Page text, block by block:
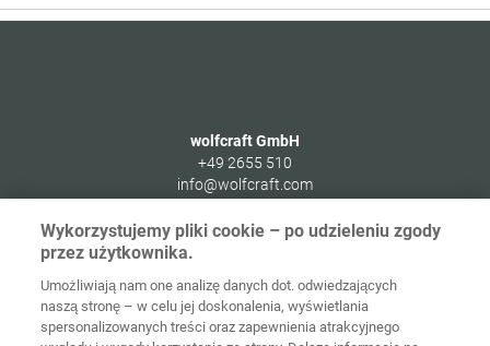
wolfcraft GmbH
+49 2655 510
info@wolfcraft.com
56746Kempenich
Wykorzystujemy pliki cookie – po udzieleniu zgody
przez użytkownika.
Umożliwiają nam one analizę danych dot. odwiedzających
naszą stronę – w celu jej doskonalenia, wyświetlania
spersonalizowanych treści oraz zapewnienia atrakcyjnego